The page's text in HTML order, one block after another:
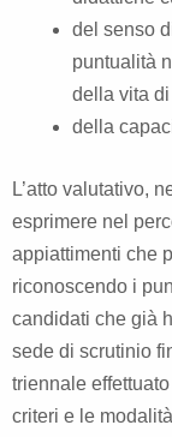
del senso
puntualità
della vita
della
L’atto valutativo,
esprimere nel
appiattimenti che
riconoscendo i
candidati che già
sede di scrutinio
triennale
criteri e le